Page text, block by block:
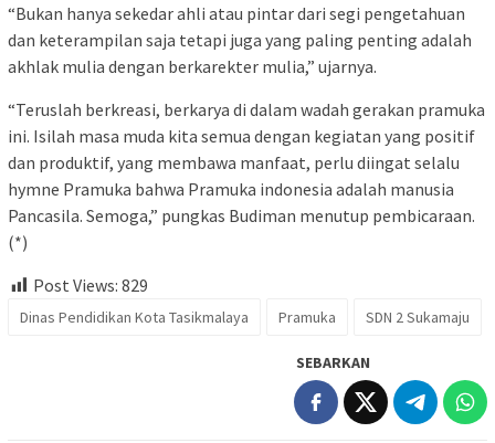
“Bukan hanya sekedar ahli atau pintar dari segi pengetahuan
dan keterampilan saja tetapi juga yang paling penting adalah
akhlak mulia dengan berkarekter mulia,” ujarnya.
“Teruslah berkreasi, berkarya di dalam wadah gerakan pramuka
ini. Isilah masa muda kita semua dengan kegiatan yang positif
dan produktif, yang membawa manfaat, perlu diingat selalu
hymne Pramuka bahwa Pramuka indonesia adalah manusia
Pancasila. Semoga,” pungkas Budiman menutup pembicaraan.
(*)
Post Views: 829
Dinas Pendidikan Kota Tasikmalaya Pramuka SDN 2 Sukamaju
SEBARKAN